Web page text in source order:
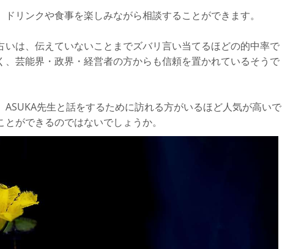
リンクや食事を楽しみながら相談することができます。
いは、伝えていないことまでズバリ言い当てるほどの的中率で
、芸能界・政界・経営者の方からも信頼を置かれているそうで
ASUKA先生と話をするために訪れる方がいるほど人気が高いで
ができるのではないでしょうか。